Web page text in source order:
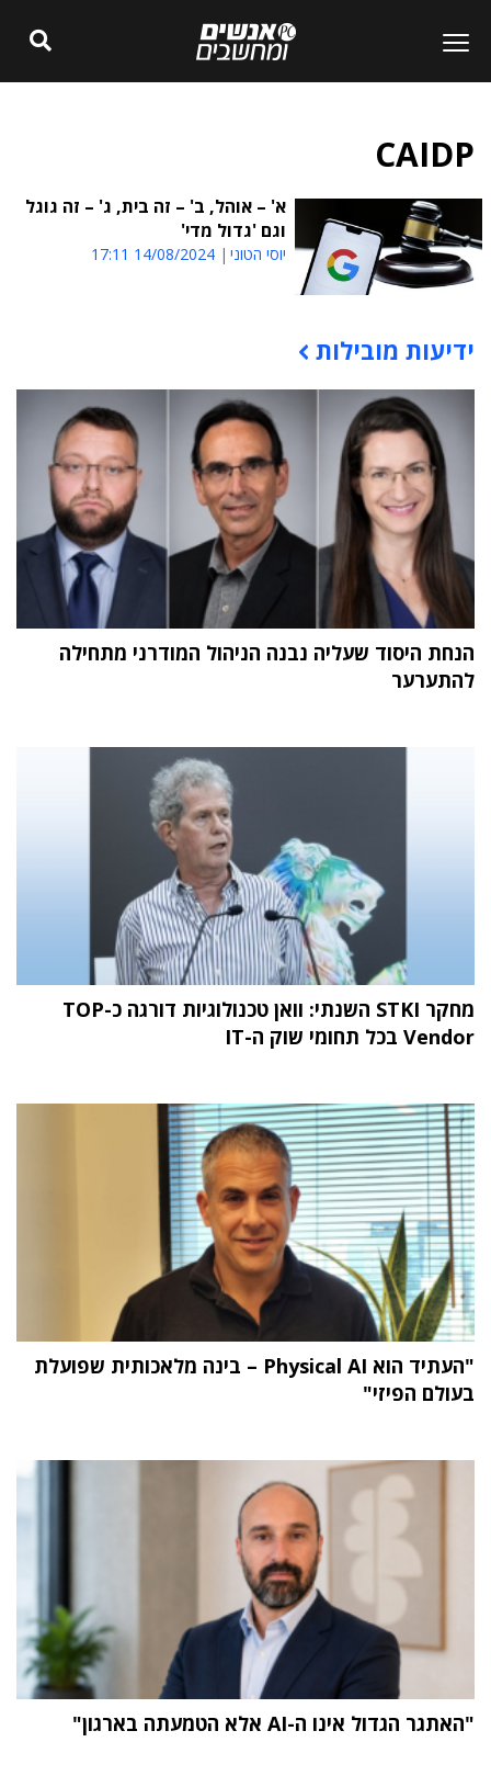
CAIDP
א' – אוהל, ב' – זה בית, ג' – זה גוגל
וגם 'גדול מדי'
יוסי הטוני 14/08/2024 17:11
תוכן פרסומי
ידיעות מובילות
הנחת היסוד שעליה נבנה הניהול המודרני מתחילה
להתערער
מחקר STKI השנתי: וואן טכנולוגיות דורגה כ-TOP
Vendor בכל תחומי שוק ה-IT
"העתיד הוא Physical AI – בינה מלאכותית שפועלת
בעולם הפיזי"
"האתגר הגדול אינו ה-AI אלא הטמעתה בארגון"